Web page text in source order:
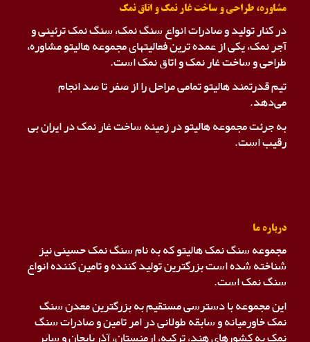
مشاوره، طراحی و ساخت غار نمک و اتاق نمک
در کنار تولید و صادرات انواع سنگ نمک، سنگ نمک ترئینی و
آجر نمک، یکی از عمده ترین فعالیتهای مجموعه هالیتو مشاوره،
طراحی و ساخت غار نمک و اتاق نمک است.
تیم قدرتمند هالیتو تمامی مراحل را از صفر تا صد انجام
می‌دهد.
به جرئت مجموعه هالیتو در زمینه ساخت غار نمک در ایران بی
رقیب است.
درباره ما
مجموعه سنگ نمک هالیتو که به نام سنگ نمک حسینی نیز
شناخته شده است بزرگترین تولید کننده و تامین کننده انواع
سنگ نمک است.
این مجموعه با دسترسی مستقیم به بزرگترین معدن سنگ
نمک خاورمیانه و سابقه طولانی در امر تامین و صادرات سنگ
نمک به کشورهای هند، ترکیه، ارمنستان، آذربایجان و سایر